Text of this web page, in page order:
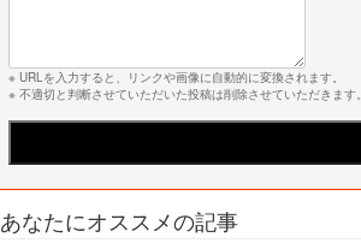
※ URLを入力すると、リンクや画像に自動的に変換されます。
※ 不適切と判断させていただいた投稿は削除させていただきます。
あなたにオススメの記事